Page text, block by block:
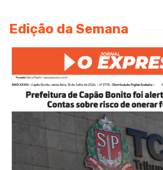
Edição da Semana